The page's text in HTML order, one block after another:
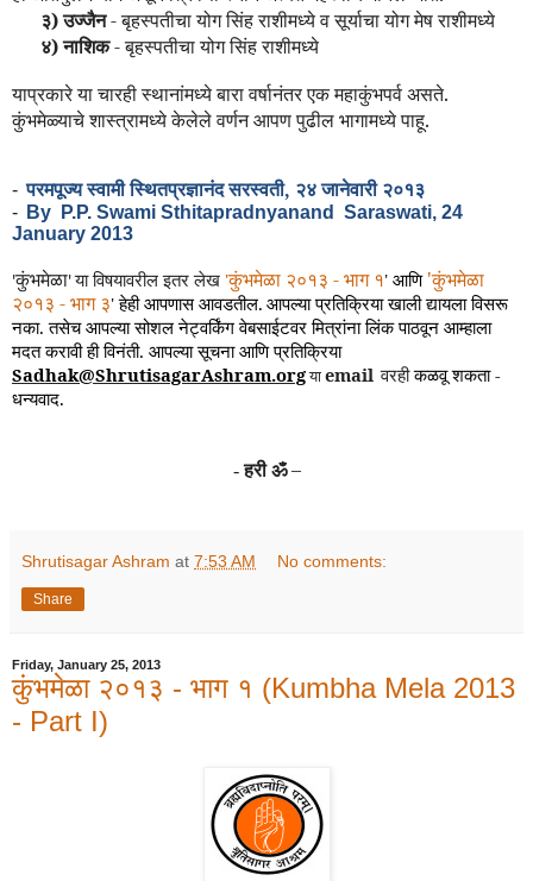
३) उज्जैन- बृहस्पतीचा योग सिंह राशीमध्ये व सूर्याचा योग मेष राशीमध्ये
४) नाशिक- बृहस्पतीचा योग सिंह राशीमध्ये
याप्रकारे या चारही स्थानांमध्ये बारा वर्षानंतर एक महाकुंभपर्व असते.
कुंभमेळ्याचे शास्त्रामध्ये केलेले वर्णन आपण पुढील भागामध्ये पाहू.
- परमपूज्य स्वामीस्थितप्रज्ञानंदसरस्वती, २४ जानेवारी२०१३
- By P.P. Swami Sthitapradnyanand
Saraswati, 24
January 2013
'कुंभमेळा'याविषयावरील इतर लेख 'कुंभमेळा २०१३ - भाग १' आणि 'कुंभमेळा
२०१३ - भाग ३'हेही आपणास आवडतील. आपल्या प्रतिक्रिया खाली द्यायला विसरू
नका. तसेच आपल्या सोशल नेट्वर्किंग वेबसाईटवर मित्रांना लिंक पाठवून आम्हाला
मदत करावी ही विनंती. आपल्या सूचना आणि प्रतिक्रिया
Sadhak@ShrutisagarAshram.orgयाemail वरहीकळवू शकता -
धन्यवाद.
-हरी ॐ–
Shrutisagar Ashram at 7:53 AM No comments:
Share
Friday, January 25, 2013
कुंभमेळा २०१३ - भाग १ (Kumbha Mela 2013
- Part I)